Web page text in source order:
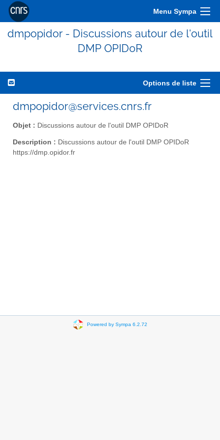
Menu Sympa
dmpopidor - Discussions autour de l'outil
DMP OPIDoR
Options de liste
dmpopidor@services.cnrs.fr
Objet : Discussions autour de l'outil DMP OPIDoR
Description : Discussions autour de l'outil DMP OPIDoR
https://dmp.opidor.fr
Powered by Sympa 6.2.72